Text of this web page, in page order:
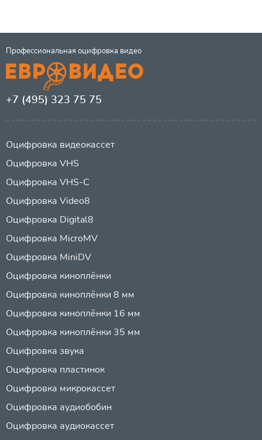
Профессиональная оцифровка видео
+7 (495) 323 75 75
Оцифровка видеокассет
Оцифровка VHS
Оцифровка VHS-C
Оцифровка Video8
Оцифровка Digital8
Оцифровка MicroMV
Оцифровка MiniDV
Оцифровка киноплёнки
Оцифровка киноплёнки 8 мм
Оцифровка киноплёнки 16 мм
Оцифровка киноплёнки 35 мм
Оцифровка звука
Оцифровка пластинок
Оцифровка микрокассет
Оцифровка аудиобобин
Оцифровка аудиокассет